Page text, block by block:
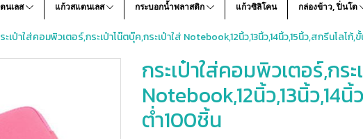
นเลส แก้วสแตนเลส กระบอกน้ำพลาสติก แก้วซิลิโคน กล่องข้าว, ปิ่นโต
ะเป๋าใส่คอมพิวเตอร์,กระเป๋าโน๊ตบุ๊ค,กระเป๋าใส่ Notebook,12นิ้ว,13นิ้ว,14นิ้ว,15นิ้ว,สกรีนโลโก้,
กระเป๋าใส่คอมพิวเตอร์,กร
Notebook,12นิ้ว,13นิ้ว,14
ต่ำ100ชิ้น